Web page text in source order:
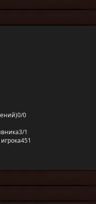
0/0
3/1
451